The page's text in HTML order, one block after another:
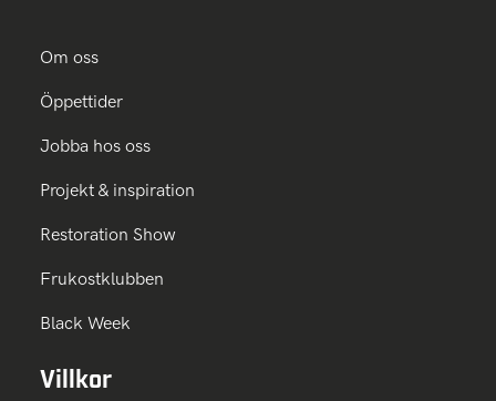
Om oss
Öppettider
Jobba hos oss
Projekt & inspiration
Restoration Show
Frukostklubben
Black Week
Villkor